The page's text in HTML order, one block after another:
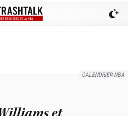
CALENDRIER NBA